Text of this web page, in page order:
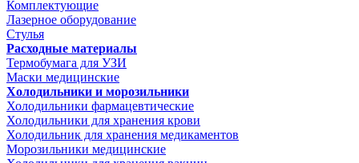
Комплектующие
Лазерное оборудование
Стулья
Расходные материалы
Термобумага для УЗИ
Маски медицинские
Холодильники и морозильники
Холодильники фармацевтические
Холодильники для хранения крови
Холодильник для хранения медикаментов
Морозильники медицинские